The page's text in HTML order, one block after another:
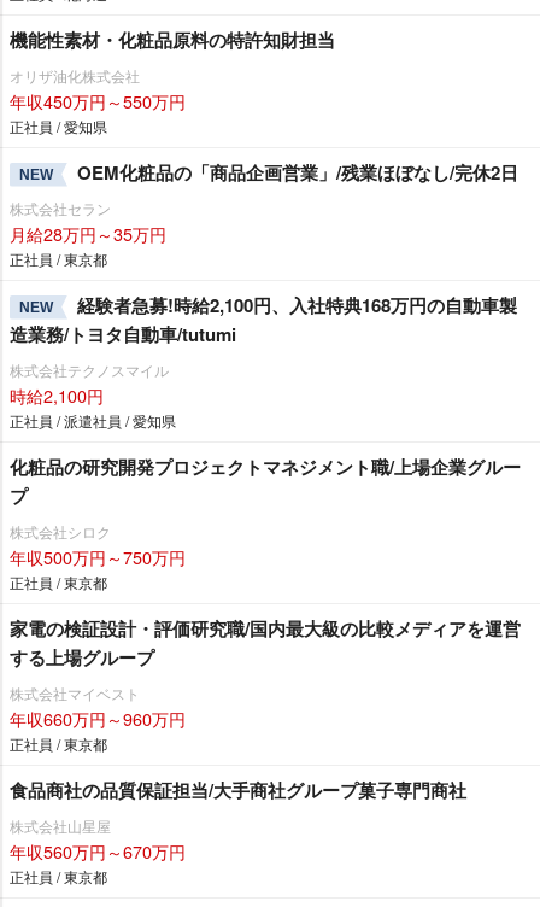
機能性素材・化粧品原料の特許知財担当
オリザ油化株式会社
年収450万円～550万円
正社員 / 愛知県
NEW OEM化粧品の「商品企画営業」/残業ほぼなし/完休2日
株式会社セラン
月給28万円～35万円
正社員 / 東京都
NEW
経験者急募!時給2,100円、入社特典168万円の自動車製
造業務/トヨタ自動車/tutumi
株式会社テクノスマイル
時給2,100円
正社員 / 派遣社員 / 愛知県
化粧品の研究開発プロジェクトマネジメント職/上場企業グルー
プ
株式会社シロク
年収500万円～750万円
正社員 / 東京都
家電の検証設計・評価研究職/国内最大級の比較メディアを運営
する上場グループ
株式会社マイベスト
年収660万円～960万円
正社員 / 東京都
食品商社の品質保証担当/大手商社グループ菓子専門商社
株式会社山星屋
年収560万円～670万円
正社員 / 東京都